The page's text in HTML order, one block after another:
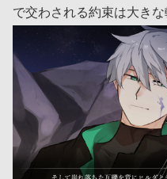
で交わされる約束は大きな